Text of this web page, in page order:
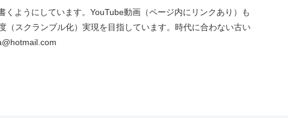
ようにしています。YouTube動画（ページ内にリンクあり）も
スクランブル化）実現を目指しています。時代に合わない古い